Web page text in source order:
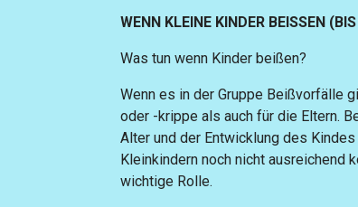
WENN KLEINE KINDER BEISSEN
Was tun wenn Kinder beißen?
Wenn es in der Gruppe Beißvorfälle
oder -krippe als auch für die Eltern.
Alter und der Entwicklung des
Kleinkindern noch nicht ausreichend
wichtige Rolle.